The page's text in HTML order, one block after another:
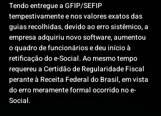
Tendo entregue a GFIP/SEFIP
tempestivamente e nos valores exatos das
guias recolhidas, devido ao erro sistêmico, a
empresa adquiriu novo software, aumentou
o quadro de funcionários e deu início à
retificação do e-Social. Ao mesmo tempo
requereu a Certidão de Regularidade Fiscal
perante à Receita Federal do Brasil, em vista
do erro meramente formal ocorrido no e-
Social.